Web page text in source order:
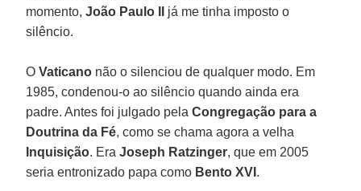
momento,João Paulo II
já me tinha imposto o
silêncio.
OVaticano não o silenciou de qualquer modo. Em
1985, condenou-o ao silêncio quando ainda era
padre. Antes foi julgado pelaCongregação para a
Doutrina da Fé, como se chama agora a velha
Inquisição. EraJoseph Ratzinger, que em 2005
seria entronizado papa como Bento XVI .